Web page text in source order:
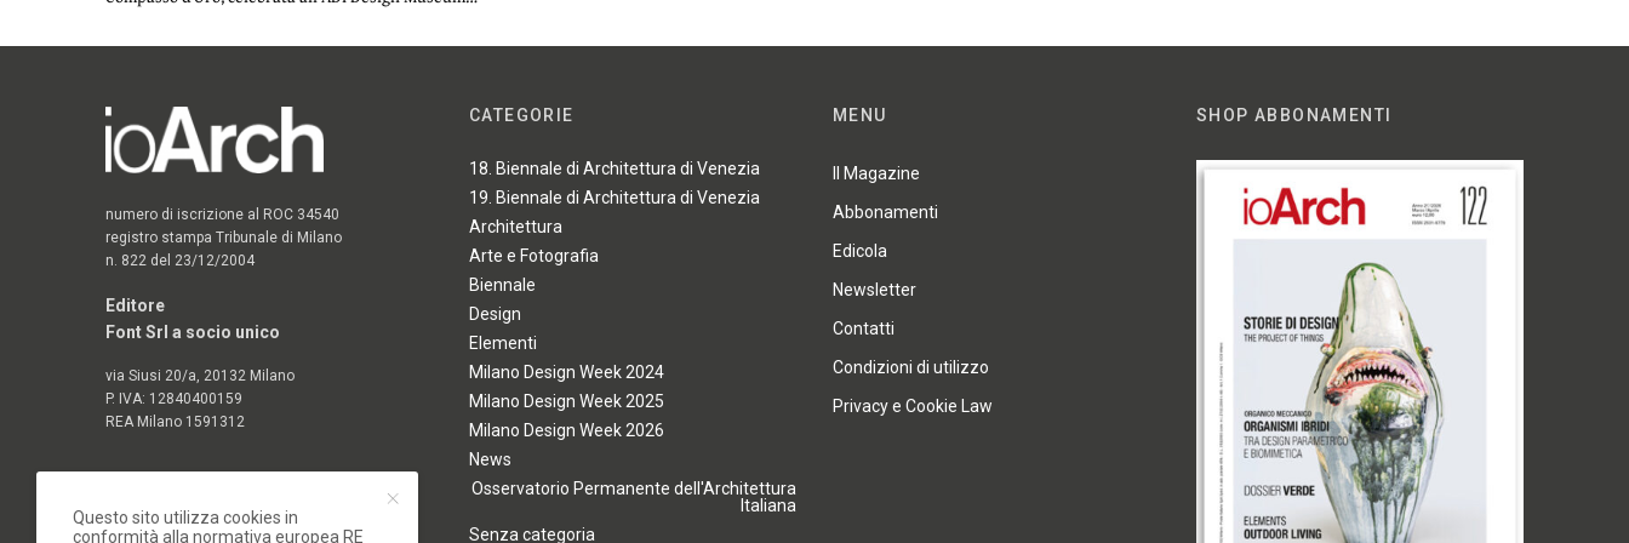
numero di iscrizione al ROC 34540
registro stampa Tribunale di Milano
n. 822 del 23/12/2004
Editore
Font Srl a socio unico
via Siusi 20/a, 20132 Milano
P. IVA: 12840400159
REA Milano 1591312
CATEGORIE
18. Biennale di Architettura di Venezia
19. Biennale di Architettura di Venezia
Architettura
Arte e Fotografia
Biennale
Design
Elementi
Milano Design Week 2024
Milano Design Week 2025
Milano Design Week 2026
News
Osservatorio Permanente dell'Architettura
Italiana
Senza categoria
MENU
Il Magazine
Abbonamenti
Edicola
Newsletter
Contatti
Condizioni di utilizzo
Privacy e Cookie Law
SHOP ABBONAMENTI
Questo sito utilizza cookies in
conformità alla normativa europea RE